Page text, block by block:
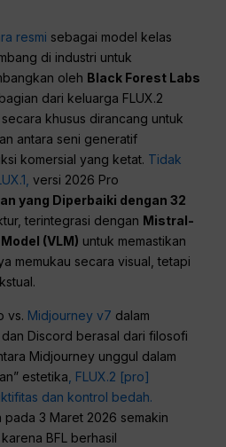
resmi sebagai model kelas
di industri untuk
oleh Black Forest Labs
dari keluarga FLUX.2
khusus dirancang untuk
antara seni generatif
komersial yang ketat. Tidak
versi 2026 Pro
yang Diperbaiki dengan 32
terintegrasi dengan Mistral-
(VLM) untuk memastikan
memukau secara visual, tetapi
vs. Midjourney v7 dalam
Discord berasal dari filosofi
Midjourney unggul dalam
estetika , FLUX.2 [pro]
dan kontrol bedah.
pada 3 Maret 2026 semakin
BFL berhasil